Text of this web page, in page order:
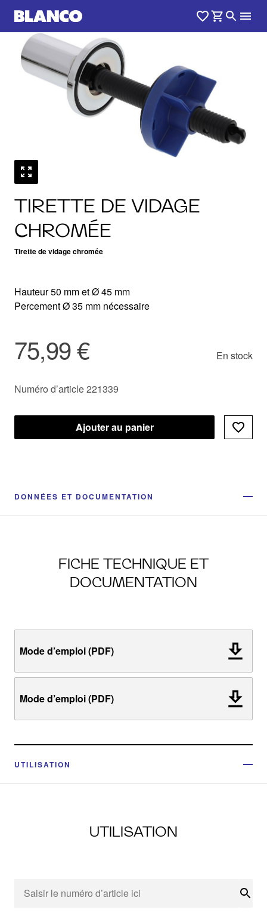
TIRETTE DE VIDAGE
CHROMÉE
Tirette de vidage chromée
Hauteur 50 mm et Ø 45 mm
Percement Ø 35 mm nécessaire
75,99 € En stock
Numéro d’article 221339
Ajouter au panier
DONNÉES ET DOCUMENTATION
FICHE TECHNIQUE ET
DOCUMENTATION
Mode d’emploi (PDF)
Mode d’emploi (PDF)
UTILISATION
UTILISATION